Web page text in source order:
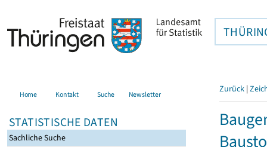
Home Kontakt Suche Newsletter
STATISTISCHE DATEN
Sachliche Suche
Zurück |